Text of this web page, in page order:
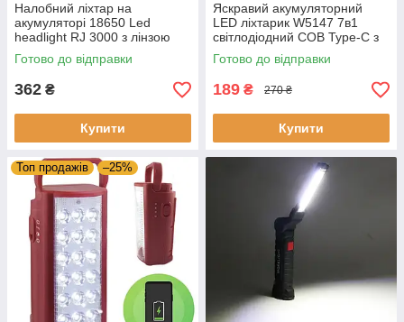
Налобний ліхтар на
акумуляторі 18650 Led
headlight RJ 3000 з лінзою
Ліхтарик на лоб, Ліхтарик на
голову
Готово до відправки
362 ₴
Купити
Яскравий акумуляторний
LED ліхтарик W5147 7в1
світлодіодний COB Type-C з
червоним світлом, ліхтар
карабін запальничка
Готово до відправки
189 ₴ 270 ₴
Купити
Топ продажів –25%